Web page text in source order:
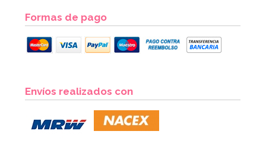
Formas de pago
Envíos realizados con